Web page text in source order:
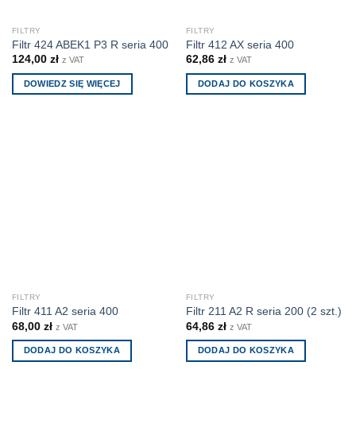
FILTRY
Filtr 424 ABEK1 P3 R seria 400
124,00 zł z VAT
DOWIEDZ SIĘ WIĘCEJ
FILTRY
Filtr 412 AX seria 400
62,86 zł z VAT
DODAJ DO KOSZYKA
FILTRY
Filtr 411 A2 seria 400
68,00 zł z VAT
DODAJ DO KOSZYKA
FILTRY
Filtr 211 A2 R seria 200 (2 szt.)
64,86 zł z VAT
DODAJ DO KOSZYKA